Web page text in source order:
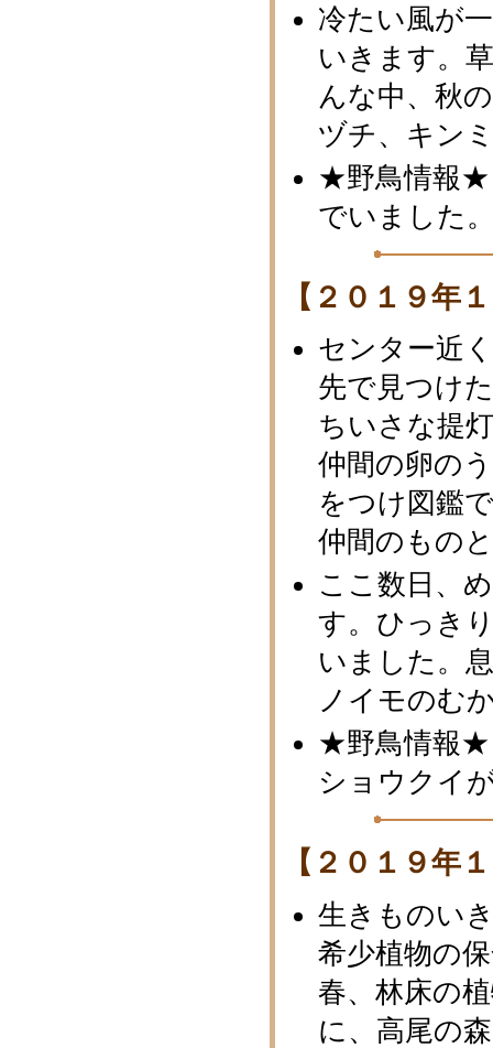
冷たい風が
いきます。
んな中、秋
ヅチ、キン
★野鳥情報★
でいました
【２０１９年
センター近
先で見つけ
ちいさな提
仲間の卵の
をつけ図鑑
仲間のもの
ここ数日、
す。ひっき
いました。
ノイモのむ
★野鳥情報★
ショウクイ
【２０１９年
生きものい
希少植物の
春、林床の
に、高尾の